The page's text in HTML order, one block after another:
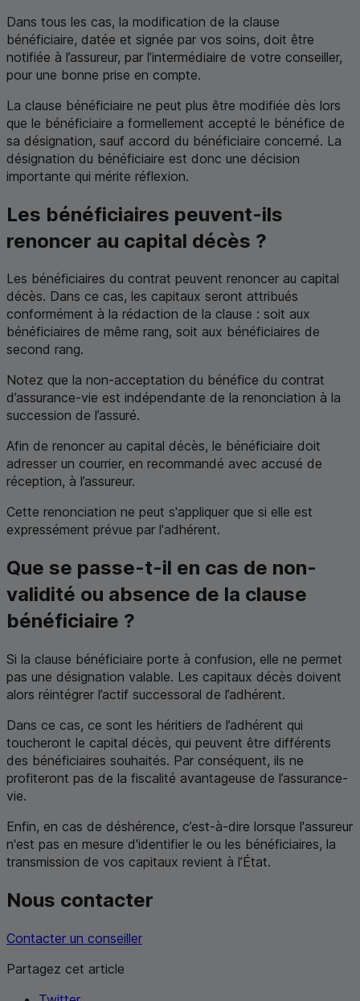
Dans tous les cas, la modification de la clause
bénéficiaire, datée et signée par vos soins, doit être
notifiée à l’assureur, par l’intermédiaire de votre conseiller,
pour une bonne prise en compte.
La clause bénéficiaire ne peut plus être modifiée dès lors
que le bénéficiaire a formellement accepté le bénéfice de
sa désignation, sauf accord du bénéficiaire concerné. La
désignation du bénéficiaire est donc une décision
importante qui mérite réflexion.
Les bénéficiaires peuvent-ils
renoncer au capital décès ?
Les bénéficiaires du contrat peuvent renoncer au capital
décès. Dans ce cas, les capitaux seront attribués
conformément à la rédaction de la clause : soit aux
bénéficiaires de même rang, soit aux bénéficiaires de
second rang.
Notez que la non-acceptation du bénéfice du contrat
d’assurance-vie est indépendante de la renonciation à la
succession de l’assuré.
Afin de renoncer au capital décès, le bénéficiaire doit
adresser un courrier, en recommandé avec accusé de
réception, à l’assureur.
Cette renonciation ne peut s'appliquer que si elle est
expressément prévue par l'adhérent.
Que se passe-t-il en cas de non-
validité ou absence de la clause
bénéficiaire ?
Si la clause bénéficiaire porte à confusion, elle ne permet
pas une désignation valable. Les capitaux décès doivent
alors réintégrer l’actif successoral de l’adhérent.
Dans ce cas, ce sont les héritiers de l’adhérent qui
toucheront le capital décès, qui peuvent être différents
des bénéficiaires souhaités. Par conséquent, ils ne
profiteront pas de la fiscalité avantageuse de l’assurance-
vie.
Enfin, en cas de déshérence, c’est-à-dire lorsque l'assureur
n'est pas en mesure d'identifier le ou les bénéficiaires, la
transmission de vos capitaux revient à l’État.
Nous contacter
Contacter un conseiller
Partagez cet article